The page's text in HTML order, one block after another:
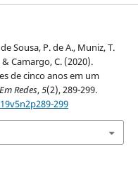
Sousa, P. de A., Muniz, T.
& Camargo, C. (2020).
de cinco anos em um
Redes,5(2), 289-299.
299